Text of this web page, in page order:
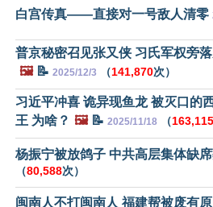
白宫传真——直接对一号敌人清零
普京秘密召见张又侠 习氏军权旁
🖼️📝 2025/12/3 （141,870次）
习近平冲喜 诡异现鱼龙 被灭口的
王 为啥？ 🖼️📝 2025/11/18 （163,115
杨振宁被放鸽子 中共高层集体缺
（80,588次）
闽南人不打闽南人 福建帮被废有原